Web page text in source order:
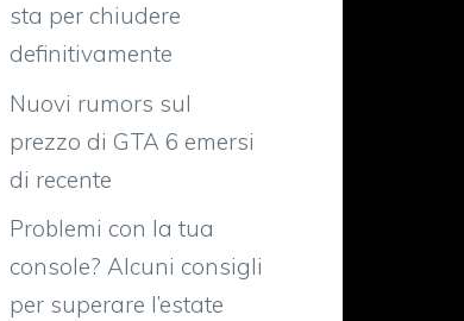
sta per chiudere
definitivamente
Nuovi rumors sul
prezzo di GTA 6 emersi
di recente
Problemi con la tua
console? Alcuni consigli
per superare l’estate